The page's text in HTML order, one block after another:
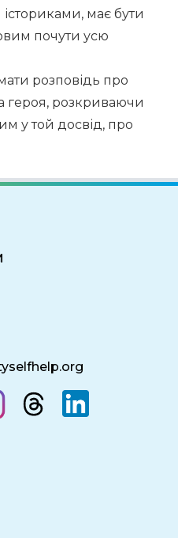
істориками, має бути
почути усю
розповідь про
героя, розкриваючи
у той досвід, про